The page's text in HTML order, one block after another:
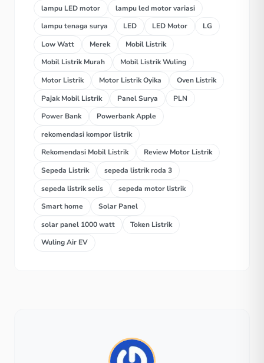
lampu LED motor
lampu led motor variasi
lampu tenaga surya
LED LED Motor
LG
Low Watt
Merek
Mobil Listrik
Mobil Listrik Murah
Mobil Listrik Wuling
Motor Listrik
Motor Listrik Oyika
Oven Listrik
Pajak Mobil Listrik
Panel Surya
PLN
Power Bank
Powerbank Apple
rekomendasi kompor listrik
Rekomendasi Mobil Listrik
Review Motor Listrik
Sepeda Listrik
sepeda listrik roda 3
sepeda listrik selis
sepeda motor listrik
Smart home
Solar Panel
solar panel 1000 watt
Token Listrik
Wuling Air EV